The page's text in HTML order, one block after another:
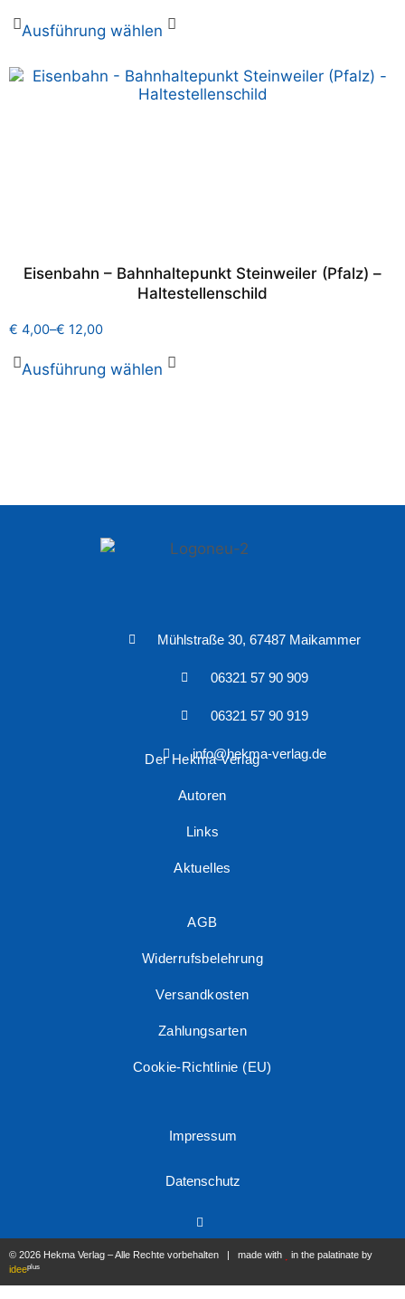
Ausführung wählen
Eisenbahn – Bahnhaltepunkt Steinweiler (Pfalz) –
Haltestellenschild
€ 4,00–€ 12,00
Ausführung wählen
Mühlstraße 30, 67487 Maikammer
06321 57 90 909
06321 57 90 919
info@hekma-verlag.de
Der Hekma Verlag
Autoren
Links
Aktuelles
AGB
Widerrufsbelehrung
Versandkosten
Zahlungsarten
Cookie-Richtlinie (EU)
Impressum
Datenschutz
© 2026 Hekma Verlag – Alle Rechte vorbehalten | made with
in the palatinate by
ideeplus